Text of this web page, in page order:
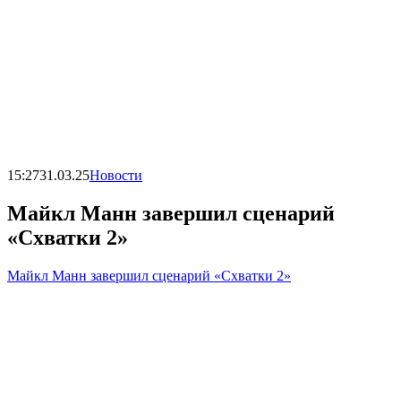
15:2731.03.25Новости
Майкл Манн завершил сценарий
«Схватки 2»
Майкл Манн завершил сценарий «Схватки 2»